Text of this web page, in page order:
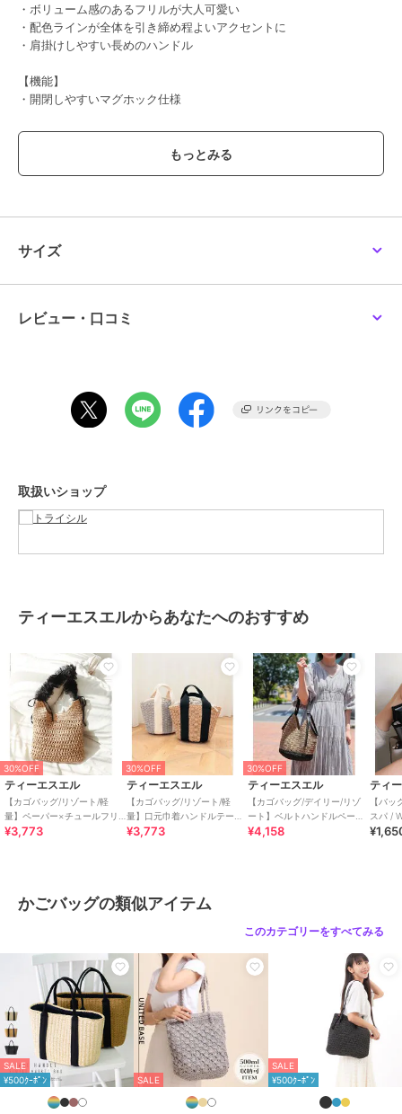
・ボリューム感のあるフリルが大人可愛い
・配色ラインが全体を引き締め程よいアクセントに
・肩掛けしやすい長めのハンドル
【機能】
・開閉しやすいマグホック仕様
【素材】
・軽くてしなやかなペーパー素材
・500mlペットボトル(タテ)：○
・500mlペットボトル(ヨコ)：○
ほどよくトレンドをミックスし、手に取りやすい価格で提案。Happy
な気分でお出かけできるバッグをお届けします。
ズ、素材等が若干異なる場合がございます。
ブランド
ショップ トライシル
商品カテゴリ バッグ ／かごバッグ
性別タイプ
レディース
バッグ
カラー ナチュラル、サックス、ベージュ
サイズ **
バッグ
フリル /
軽量 700ｇ以下
かごバッグ
フリル/透かし編み
～30cm以下）/
原産国 中国製
サイズ
レビュー・口コミ
取扱いショップ
ティーエスエルからあなたへのおすすめ
30%OFF
ティーエスエル
【カゴバッグ/リゾート/軽
量】ペーパー×チュールフリ
ルワンショルダーバッグ
¥3,773
30%OFF
ティーエスエル
【カゴバッグ/リゾート/軽
量】口元巾着ハンドルテープ
ペーパートートバッグ
¥3,773
30%OFF
ティーエスエル
【カゴバッグ/デイリー/リゾ
ート】ベルトハンドルペーパ
ートートバッグ
¥4,158
ティ
【バ
スパ /
ッグイ
かごバッグの類似アイテム
このカテゴリーをすべてみる
SALE
¥500ｸｰﾎﾟﾝ
SALE
SALE
¥500ｸｰﾎﾟﾝ